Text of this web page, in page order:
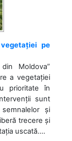
pe
Moldova”
a vegetației
prioritate în
sunt
și
trecere și
uscată....